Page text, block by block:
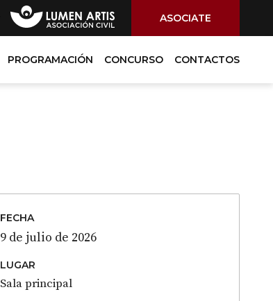
ASOCIATE
PROGRAMACIÓN CONCURSO CONTACTOS
FECHA
9 de julio de 2026
LUGAR
Sala principal